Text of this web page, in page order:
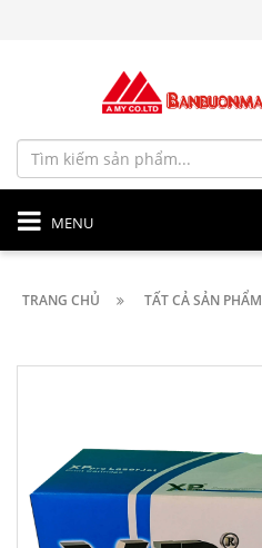
MENU
TRANG CHỦ TẤT CẢ SẢN PHẨM